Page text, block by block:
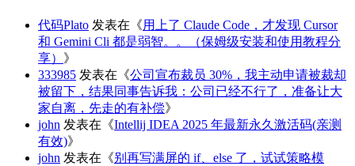
代码Plato 发表在《用上了 Claude Code，才发现 Cursor
和 Gemini Cli 都是弱智。。（保姆级安装和使用教程分
享） 》
333985 发表在《公司宣布裁员 30%，我主动申请被裁却
被留下，结果同事告诉我：公司已经不行了，准备让大
家自离，先走的有补偿》
john 发表在《Intellij IDEA 2025 年最新永久激活码(亲测
有效)》
john 发表在《别再写满屏的 if、else 了，试试策略模